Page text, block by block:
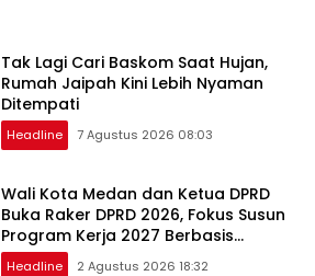
Tak Lagi Cari Baskom Saat Hujan,
Rumah Jaipah Kini Lebih Nyaman
Ditempati
Headline 7 Agustus 2026 08:03
Wali Kota Medan dan Ketua DPRD
Buka Raker DPRD 2026, Fokus Susun
Program Kerja 2027 Berbasis
Digitalisasi dan Inovasi
Headline 2 Agustus 2026 18:32